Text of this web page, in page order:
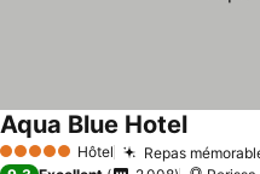
5 Étoiles Hôtel Repas
Aqua Blue Hotel